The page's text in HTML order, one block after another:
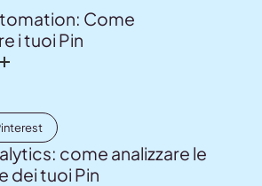
Come
i tuoi Pin
come analizzare le
dei tuoi Pin